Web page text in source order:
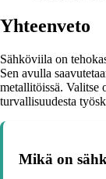
Yhteenveto
Sähköviila on
Sen avulla
metallitöissä. Valitse
turvallisuudesta
Mikä on